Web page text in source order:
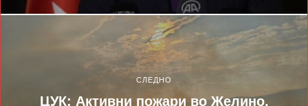
СЛЕДНО
ЦУК: Активни пожари во Желино,